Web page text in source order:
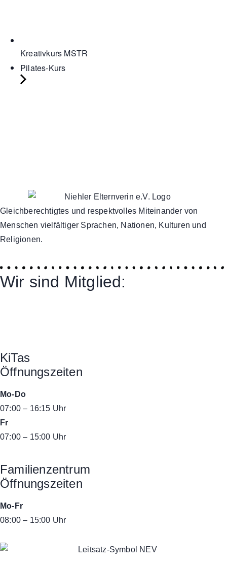
Kreativkurs MSTR
Pilates-Kurs
Gleichberechtigtes und respektvolles Miteinander von
Menschen vielfältiger Sprachen, Nationen, Kulturen und
Religionen.
Wir sind Mitglied:
KiTas
Öffnungszeiten
Mo-Do
07:00 – 16:15 Uhr
Fr
07:00 – 15:00 Uhr
Familienzentrum
Öffnungszeiten
Mo-Fr
08:00 – 15:00 Uhr